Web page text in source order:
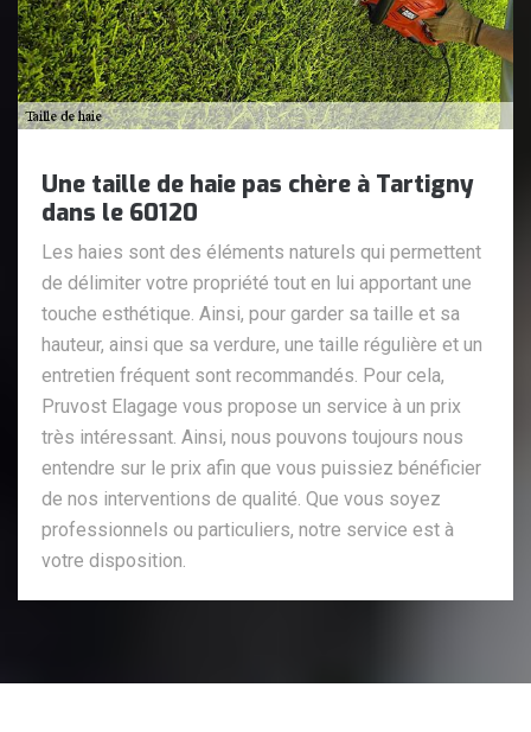
Une taille de haie pas chère à Tartigny
dans le 60120
Les haies sont des éléments naturels qui permettent
de délimiter votre propriété tout en lui apportant une
touche esthétique. Ainsi, pour garder sa taille et sa
hauteur, ainsi que sa verdure, une taille régulière et un
entretien fréquent sont recommandés. Pour cela,
Pruvost Elagage vous propose un service à un prix
très intéressant. Ainsi, nous pouvons toujours nous
entendre sur le prix afin que vous puissiez bénéficier
de nos interventions de qualité. Que vous soyez
professionnels ou particuliers, notre service est à
votre disposition.